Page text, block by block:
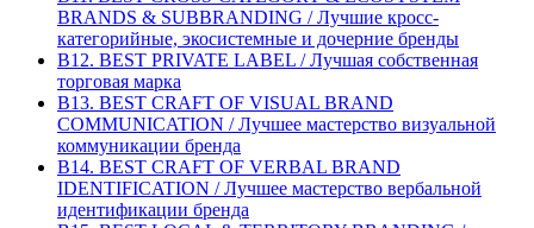
BRANDS & SUBBRANDING / Лучшие кросс-
категорийные, экосистемные и дочерние бренды
B12. BEST PRIVATE LABEL / Лучшая собственная
торговая марка
B13. BEST CRAFT OF VISUAL BRAND
COMMUNICATION / Лучшее мастерство визуальной
коммуникации бренда
B14. BEST CRAFT OF VERBAL BRAND
IDENTIFICATION / Лучшее мастерство вербальной
идентификации бренда